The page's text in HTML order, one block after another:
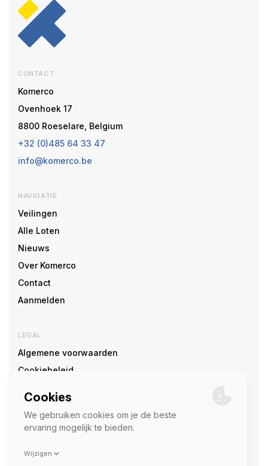
CONTACT
Komerco
Ovenhoek 17
8800 Roeselare, Belgium
+32 (0)485 64 33 47
info@komerco.be
NAVIGATIE
Veilingen
Alle Loten
Nieuws
Over Komerco
Contact
Aanmelden
LEGAL
Algemene voorwaarden
Cookiebeleid
SOCIAL